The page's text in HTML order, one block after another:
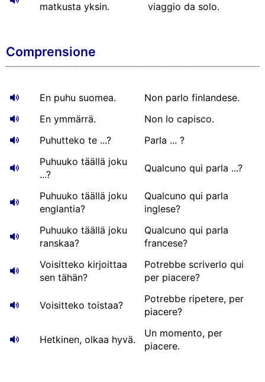
matkusta yksin.
viaggio da solo.
Comprensione
En puhu suomea.
Non parlo finlandese.
En ymmärrä.
Non lo capisco.
Puhutteko te ...?
Parla ... ?
Puhuuko täällä joku
...?
Qualcuno qui parla ...?
Puhuuko täällä joku
englantia?
Qualcuno qui parla
inglese?
Puhuuko täällä joku
ranskaa?
Qualcuno qui parla
francese?
Voisitteko kirjoittaa
sen tähän?
Potrebbe scriverlo qui
per piacere?
Voisitteko toistaa?
Potrebbe ripetere, per
piacere?
Hetkinen, olkaa hyvä.
Un momento, per
piacere.